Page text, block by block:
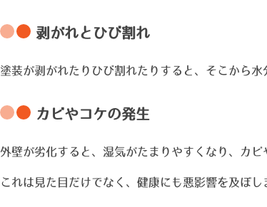
剥がれとひび割れ
塗装が剥がれたりひび割れたりすると、そこから
カビやコケの発生
外壁が劣化すると、湿気がたまりやすくなり、カビ
これは見た目だけでなく、健康にも悪影響を及ぼし